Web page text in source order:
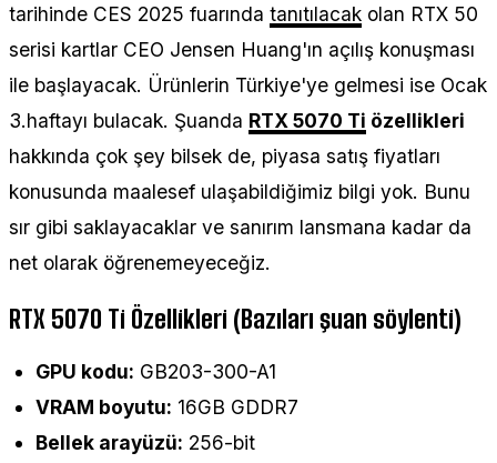
tarihinde CES 2025 fuarında tanıtılacak olan RTX 50
serisi kartlar CEO Jensen Huang'ın açılış konuşması
ile başlayacak. Ürünlerin Türkiye'ye gelmesi ise Ocak
3.haftayı bulacak. Şuanda RTX 5070 Ti özellikleri
hakkında çok şey bilsek de, piyasa satış fiyatları
konusunda maalesef ulaşabildiğimiz bilgi yok. Bunu
sır gibi saklayacaklar ve sanırım lansmana kadar da
net olarak öğrenemeyeceğiz.
RTX 5070 Ti Özellikleri (Bazıları şuan söylenti)
GPU kodu: GB203-300-A1
VRAM boyutu: 16GB GDDR7
Bellek arayüzü: 256-bit